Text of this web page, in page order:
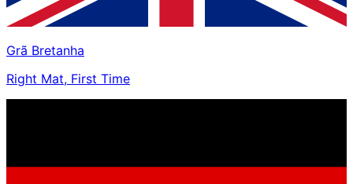
Grã Bretanha
Right Mat, First Time